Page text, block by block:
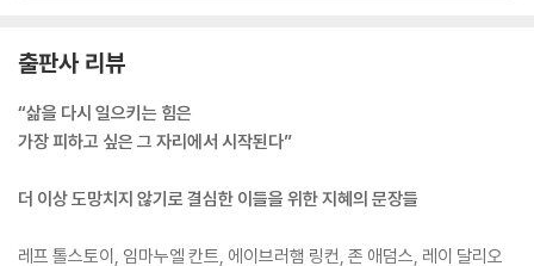
다”라고 하며 책임을 전 가했습니다. 그들의 핑계는 결코 죄를 덮어주지 않
았습니다. 오히려 책임을 회피하려는 그들의 태도를 더욱 명확하게 드러냈
을 뿐입니다. 핑계는 단지 문제를 피하려는 눈가림일 뿐, 궁극적인 해결책
--- p.26~27
전도서의 이 아름다운 구절들은 인생을 살아가며 겪는 다양한 순간들을 마
출판사 리뷰
“삶을 다시 일으키는 힘은
가장 피하고 싶은 그 자리에서 시작된다”
더 이상 도망치지 않기로 결심한 이들을 위한 지혜의 문장들
레프 톨스토이, 임마누엘 칸트, 에이브러햄 링컨, 존 애덤스, 레이 달리오